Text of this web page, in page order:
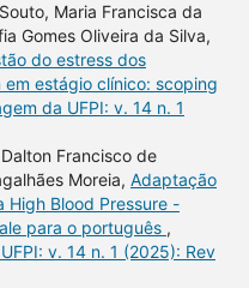
Maria Francisca da
Gomes Oliveira da Silva,
do estress dos
estágio clínico: scoping
da UFPI: v. 14 n. 1
Francisco de
Moreia, Adaptação
Blood Pressure -
para o português ,
v. 14 n. 1 (2025): Rev